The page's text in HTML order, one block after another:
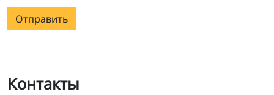
Отправить
Контакты